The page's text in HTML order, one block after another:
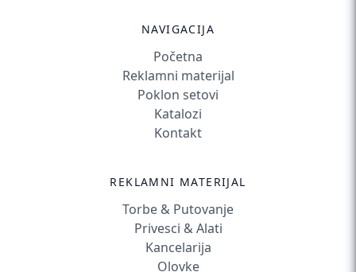
NAVIGACIJA
Početna
Reklamni materijal
Poklon setovi
Katalozi
Kontakt
REKLAMNI MATERIJAL
Torbe & Putovanje
Privesci & Alati
Kancelarija
Olovke